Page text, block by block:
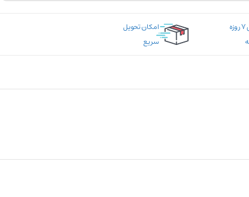
پشتیبانی ۷ روزه
امکان تحویل
سریع